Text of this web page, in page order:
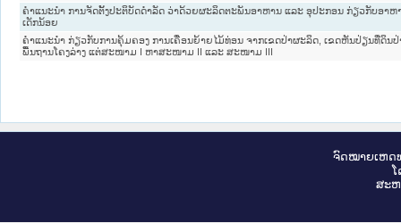
ຄໍາແນະນໍາ ການຈັດຕັ້ງປະຕິບັດດໍາລັດ ວ່າດ້ວຍຜະລິດຕະພັນອາຫານ ແລະ ອຸປະກອນ ກ່ຽວກັບອາຫ
ເດັກນ້ອຍ
ຄໍາແນະນໍາ ກ່ຽວກັບການຄຸ້ມຄອງ ການເຄື່ອນຍ້າຍໄມ້ທ່ອນ ຈາກເຂດປ່າຜະລິດ, ເຂດຫັນປ່ຽນທີ່ດິນປ່
ພື້ນຖານໂຄງລ່າງ ແຕ່ສະໜາມ I ຫາສະໜາມ II ແລະ ສະໜາມ III
ຈົດ​ໝາຍ​ເຫດ​
ສະ​ຫ